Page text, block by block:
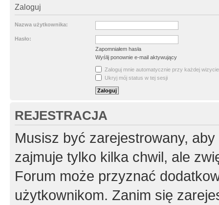
Zaloguj
Nazwa użytkownika:
Hasło:
Zapomniałem hasła
Wyślij ponownie e-mail aktywujący
Zaloguj mnie automatycznie przy każdej wizycie
Ukryj mój status w tej sesji
REJESTRACJA
Musisz być zarejestrowany,
zajmuje tylko kilka chwil, ale
Forum może przyznać
użytkownikom. Zanim się